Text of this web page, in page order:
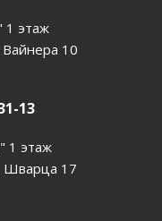
1 этаж
Вайнера 10
13
1 этаж
Шварца 17